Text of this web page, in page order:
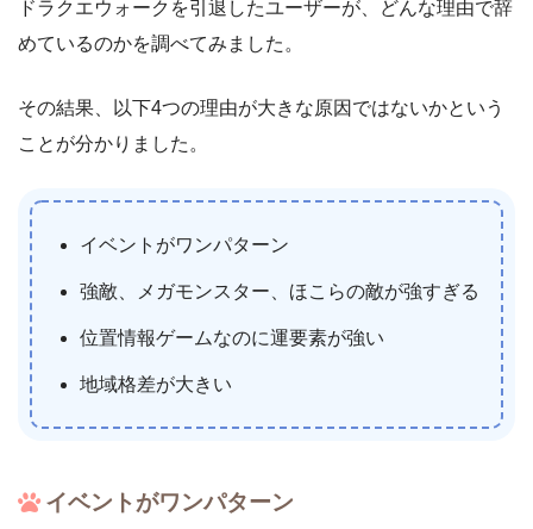
ドラクエウォークを引退したユーザーが、どんな理由で辞
めているのかを調べてみました。
その結果、以下4つの理由が大きな原因ではないかという
ことが分かりました。
イベントがワンパターン
強敵、メガモンスター、ほこらの敵が強すぎる
位置情報ゲームなのに運要素が強い
地域格差が大きい
イベントがワンパターン